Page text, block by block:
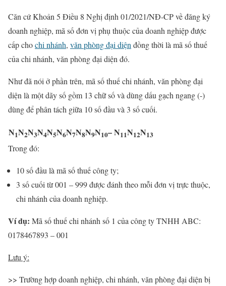
Căn cứ Khoản 5 Điều 8 Nghị định 01/2021/NĐ-CP về đăng ký
doanh nghiệp, mã số đơn vị phụ thuộc của doanh nghiệp được
cấp chochi nhánh, văn phòng đại diệnđồng thời là mã số thuế
của chi nhánh, văn phòng đại diện đó.
Như đã nói ở phần trên, mã số thuế chi nhánh, văn phòng đại
diện là một dãy số gồm 13 chữ số và dùng dấu gạch ngang (-)
dùng để phân tách giữa 10 số đầu và 3 số cuối.
N1N2N3N4N5N6N7N8N9N10–N11N12N13
Trong đó:
10 số đầu là mã số thuế công ty;
3 số cuối từ 001 – 999 được đánh theo mỗi đơn vị trực thuộc,
chi nhánh của doanh nghiệp.
Ví dụ: Mã số thuế chi nhánh số 1 của công ty TNHH ABC:
0178467893 – 001
Lưu ý:
>> Trường hợp doanh nghiệp, chi nhánh, văn phòng đại diện bị